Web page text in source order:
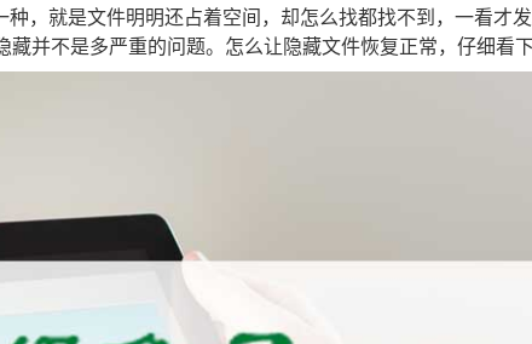
，就是文件明明还占着空间，却怎么找都找不到，一看才
并不是多严重的问题。怎么让隐藏文件恢复正常，仔细看下